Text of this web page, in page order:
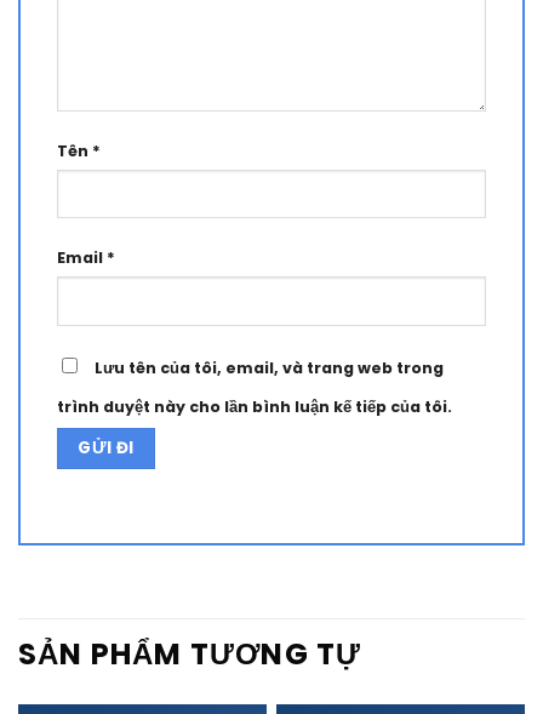
Tên *
Email *
Lưu tên của tôi, email, và trang web trong
trình duyệt này cho lần bình luận kế tiếp của tôi.
SẢN PHẨM TƯƠNG TỰ